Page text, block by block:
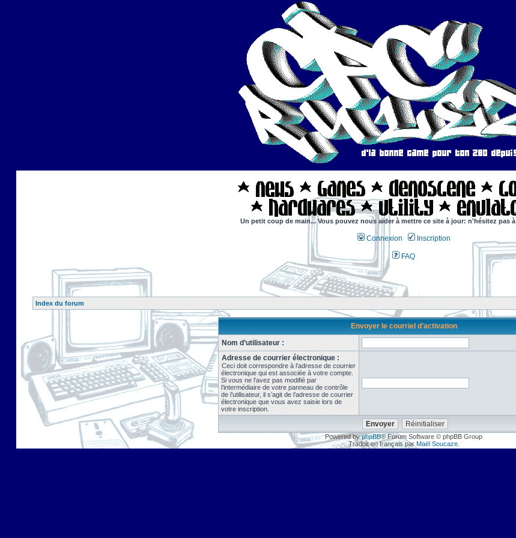
Un petit coup de main... Vous pouvez nous aider à mettre ce site à jour: n'hésitez pas à
Connexion Inscription
FAQ
Index du forum
Envoyer le courriel d’activation
Nom d’utilisateur :
Adresse de courrier électronique :
Ceci doit correspondre à l’adresse de courrier
électronique qui est associée à votre compte.
Si vous ne l’avez pas modifié par
l’intermédiaire de votre panneau de contrôle
de l’utilisateur, il s’agit de l’adresse de courrier
électronique que vous avez saisie lors de
votre inscription.
Powered byphpBB® Forum Software © phpBB Group
Traduit en français par Maël Soucaze.